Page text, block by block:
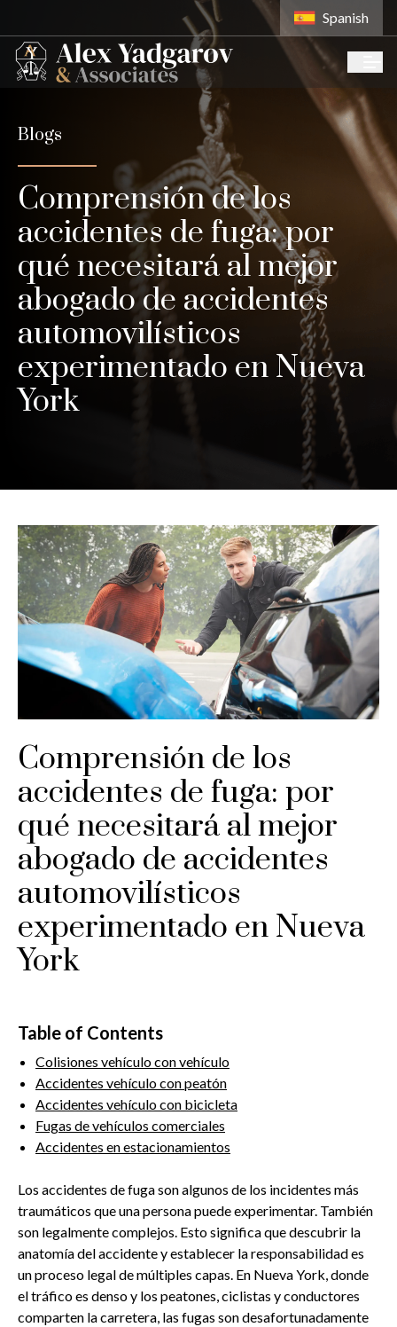
Spanish
Blogs
Comprensión de los
accidentes de fuga: por
qué necesitará al mejor
abogado de accidentes
automovilísticos
experimentado en Nueva
York
Comprensión de los
accidentes de fuga: por
qué necesitará al mejor
abogado de accidentes
automovilísticos
experimentado en Nueva
York
Table of Contents
Colisiones vehículo con vehículo
Accidentes vehículo con peatón
Accidentes vehículo con bicicleta
Fugas de vehículos comerciales
Accidentes en estacionamientos
Los accidentes de fuga son algunos de los incidentes más
traumáticos que una persona puede experimentar. También
son legalmente complejos. Esto significa que descubrir la
anatomía del accidente y establecer la responsabilidad es
un proceso legal de múltiples capas. En Nueva York, donde
el tráfico es denso y los peatones, ciclistas y conductores
comparten la carretera, las fugas son desafortunadamente